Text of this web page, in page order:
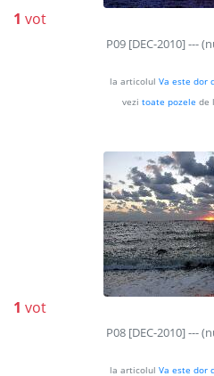
1 vot
P09 [DEC-2010] ---
la articolul Va este dor
vezi toate pozele de
1 vot
P08 [DEC-2010] ---
la articolul Va este dor